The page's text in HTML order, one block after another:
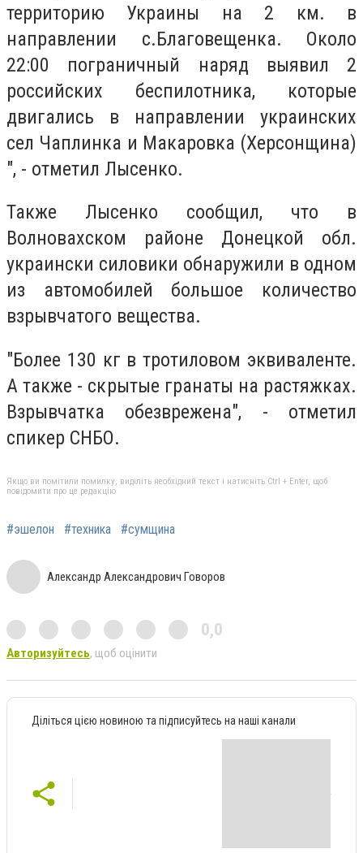
территорию Украины на 2 км. в
направлении с.Благовещенка. Около
22:00 пограничный наряд выявил 2
российских беспилотника, которые
двигались в направлении украинских
сел Чаплинка и Макаровка (Херсонщина)
", - отметил Лысенко.
Также Лысенко сообщил, что в
Волновахском районе Донецкой обл.
украински силовики обнаружили в одном
из автомобилей большое количество
взрывчатого вещества.
"Более 130 кг в тротиловом эквиваленте.
А также - скрытые гранаты на растяжках.
Взрывчатка обезврежена", - отметил
спикер СНБО.
Якщо ви помітили помилку, виділіть необхідний текст і натисніть Ctrl + Enter, щоб
повідомити про це редакцію
#эшелон #техника #сумщина
Александр Александрович Говоров
0,0
Авторизуйтесь, щоб оцінити
Діліться цією новиною та підписуйтесь на наші канали